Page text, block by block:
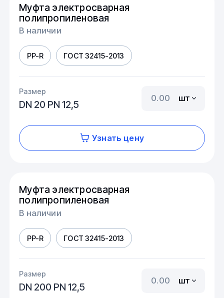
Муфта электросварная
полипропиленовая
В наличии
PP-R ГОСТ 32415-2013
Размер
DN 20 PN 12,5
шт
Узнать цену
Муфта электросварная
полипропиленовая
В наличии
PP-R ГОСТ 32415-2013
Размер
DN 200 PN 12,5
шт